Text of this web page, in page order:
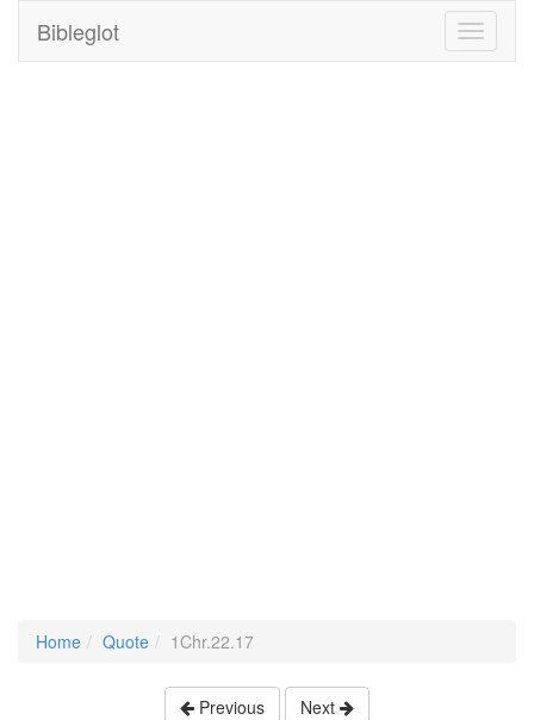
Toggle
Bibleglot
Home Quote 1Chr.22.17
Previous Next